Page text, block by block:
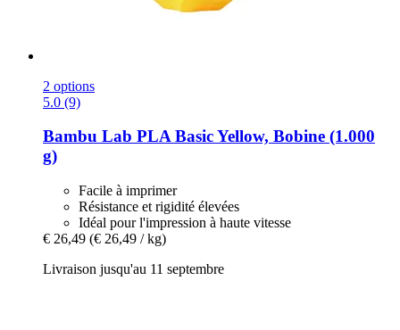
2 options
5.0 (9)
Bambu Lab PLA Basic Yellow, Bobine (1.000
g)
Facile à imprimer
Résistance et rigidité élevées
Idéal pour l'impression à haute vitesse
€ 26,49 (€ 26,49 / kg)
Livraison jusqu'au 11 septembre